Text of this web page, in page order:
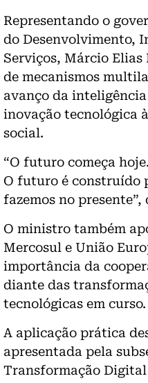
Representando o
do Desenvolvimento,
Serviços, Márcio Elias
de mecanismos
avanço da
inovação tecnológica
social.
“O futuro começa
O futuro é construído
fazemos no presente”,
O ministro também
Mercosul e União
importância da
diante das
tecnológicas em curso.
A aplicação prática
apresentada pela
Transformação